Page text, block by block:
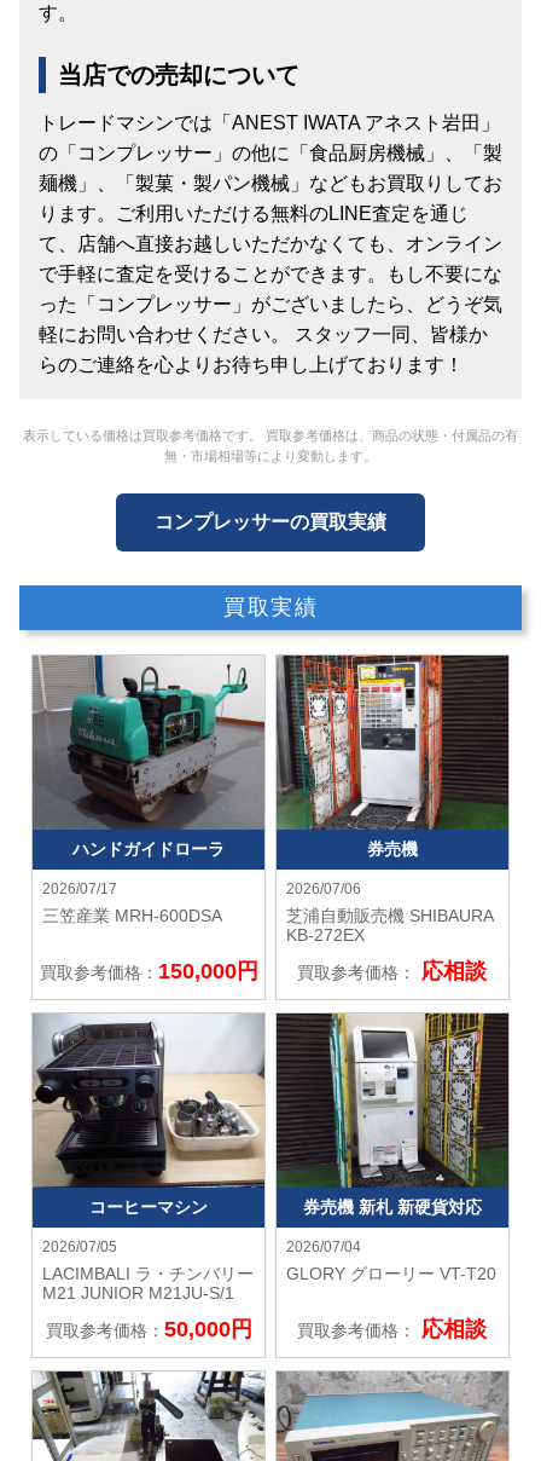
す。
当店での売却について
トレードマシンでは「ANEST IWATA アネスト岩田」
の「コンプレッサー」の他に「食品厨房機械」、「製
麺機」、「製菓・製パン機械」などもお買取りしてお
ります。ご利用いただける無料のLINE査定を通じ
て、店舗へ直接お越しいただかなくても、オンライン
で手軽に査定を受けることができます。もし不要にな
った「コンプレッサー」がございましたら、どうぞ気
軽にお問い合わせください。 スタッフ一同、皆様か
らのご連絡を心よりお待ち申し上げております！
表示している価格は買取参考価格です。 買取参考価格は、商品の状態・付属品の有
無・市場相場等により変動します。
コンプレッサーの買取実績
買取実績
ハンドガイドローラ
2026/07/17
三笠産業 MRH-600DSA
買取参考価格： 150,000円
券売機
2026/07/06
芝浦自動販売機 SHIBAURA
KB-272EX
買取参考価格：
応相談
コーヒーマシン
2026/07/05
LACIMBALI ラ・チンバリー
M21 JUNIOR M21JU-S/1
買取参考価格： 50,000円
券売機 新札 新硬貨対応
2026/07/04
GLORY グローリー VT-T20
買取参考価格： 応相談